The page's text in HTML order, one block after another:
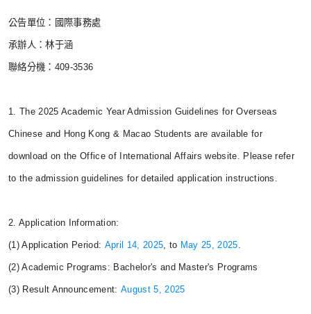
公告單位：國際事務處
承辦人：林于涵
聯絡分機：409-3536
1. The 2025 Academic Year Admission Guidelines for Overseas
Chinese and Hong Kong & Macao Students are available for
download on the Office of International Affairs website. Please refer
to the admission guidelines for detailed application instructions.
2. Application Information:
(1) Application Period: April 14, 2025, to May 25, 2025.
(2) Academic Programs: Bachelor's and Master's Programs
(3) Result Announcement:August 5, 2025